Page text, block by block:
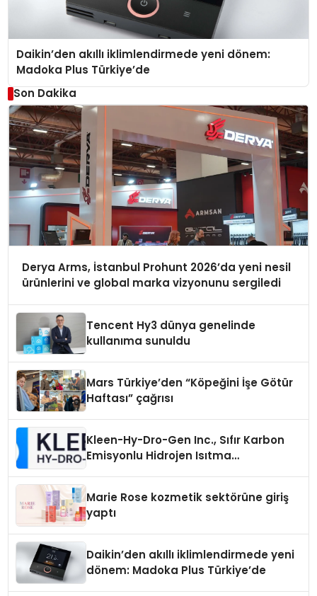
Daikin’den akıllı iklimlendirmede yeni dönem:
Madoka Plus Türkiye’de
Son Dakika
Derya Arms, İstanbul Prohunt 2026’da yeni nesil
ürünlerini ve global marka vizyonunu sergiledi
Tencent Hy3 dünya genelinde
kullanıma sunuldu
Mars Türkiye’den “Köpeğini İşe Götür
Haftası” çağrısı
Kleen-Hy-Dro-Gen Inc., Sıfır Karbon
Emisyonlu Hidrojen Isıtma
Marie Rose kozmetik sektörüne giriş
yaptı
Daikin’den akıllı iklimlendirmede yeni
dönem: Madoka Plus Türkiye’de